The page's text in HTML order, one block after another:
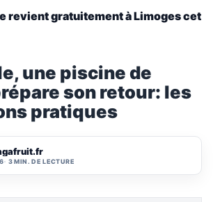
revient gratuitement à Limoges cet
une piscine de
son retour: les
pratiques
3 MIN. DE LECTURE